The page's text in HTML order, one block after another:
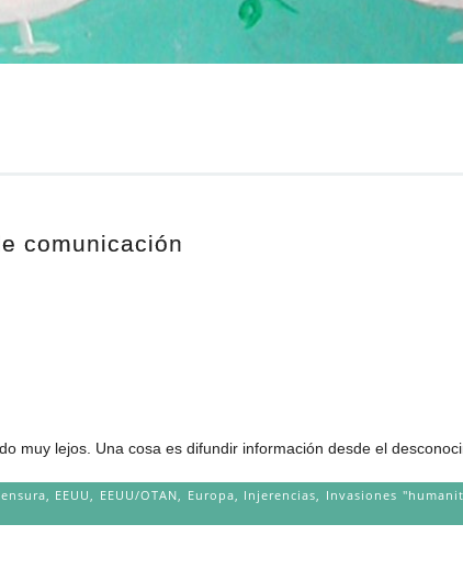
comunicación
muy lejos. Una cosa es difundir información desde el
, EEUU, EEUU/OTAN, Europa, Injerencias, Invasiones